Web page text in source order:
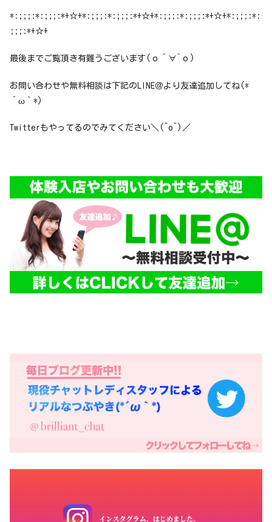
*:;;;:*:;;;:*+☆+*:;;;:*:;;;:*+☆+*:;;;:*:;;;:*+☆+*:;;;:*:
;;;:*+☆+
最後までご覧頂き有難うございます(о´∀`о)
お問い合わせや無料相談は下記のLINE＠より友達追加してね(*
´ω｀*)
Twitterもやってるのでみてください＼(^o^)／